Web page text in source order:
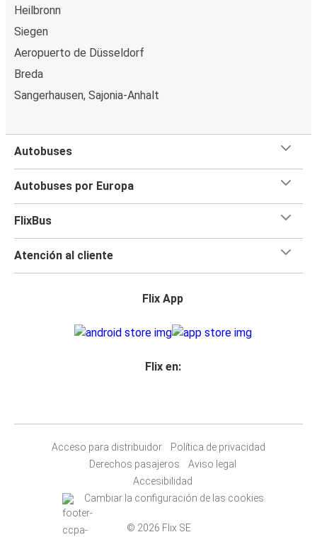
Heilbronn
Siegen
Aeropuerto de Düsseldorf
Breda
Sangerhausen, Sajonia-Anhalt
Autobuses
Autobuses por Europa
FlixBus
Atención al cliente
Flix App
Flix en:
Acceso para distribuidor
Política de privacidad
Derechos pasajeros
Aviso legal
Accesibilidad
Cambiar la configuración de las cookies
© 2026 Flix SE